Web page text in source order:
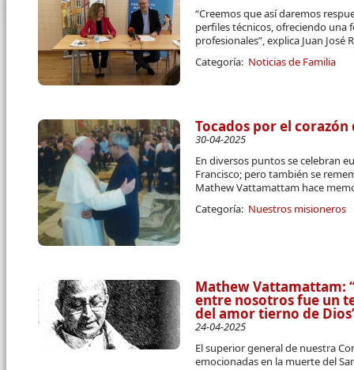
“Creemos que así daremos
perfiles técnicos, ofreciendo una
profesionales”, explica Juan José
Categoría: Noticias de Familia
Tocados por el
30-04-2025
En diversos puntos se celebran
Francisco; pero también se
Mathew Vattamattam hace
Categoría: Nuestros misioneros
Mathew Vattamattam:
entre nosotros fue un
del amor tierno de
24-04-2025
El superior general de nuestra
emocionadas en la muerte del